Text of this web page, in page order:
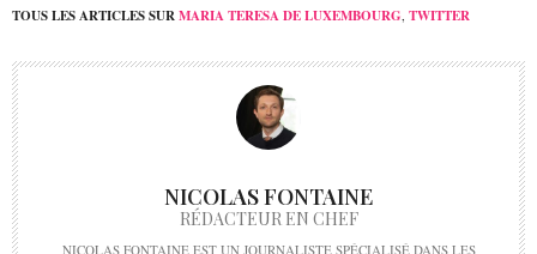
TOUS LES ARTICLES SURMARIA TERESA DE LUXEMBOURG TWITTER
NICOLAS FONTAINE
RÉDACTEUR EN CHEF
NICOLAS FONTAINE EST UN JOURNALISTE SPÉCIALISÉ DANS LES